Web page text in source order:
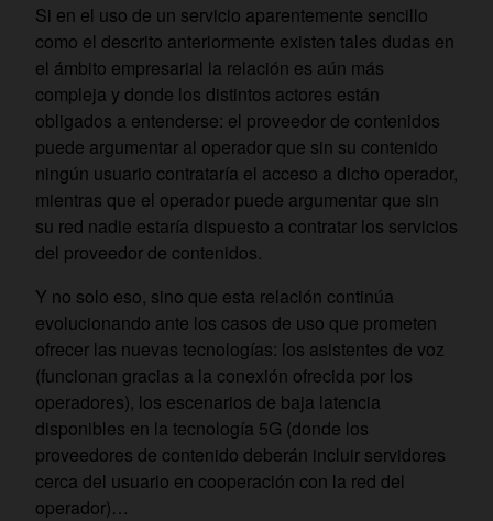
Si en el uso de un servicio aparentemente sencillo
como el descrito anteriormente existen tales dudas en
el ámbito empresarial la relación es aún más
compleja y donde los distintos actores están
obligados a entenderse: el proveedor de contenidos
puede argumentar al operador que sin su contenido
ningún usuario contrataría el acceso a dicho operador,
mientras que el operador puede argumentar que sin
su red nadie estaría dispuesto a contratar los servicios
del proveedor de contenidos.
Y no solo eso, sino que esta relación continúa
evolucionando ante los casos de uso que prometen
ofrecer las nuevas tecnologías: los asistentes de voz
(funcionan gracias a la conexión ofrecida por los
operadores), los escenarios de baja latencia
disponibles en la tecnología 5G (donde los
proveedores de contenido deberán incluir servidores
cerca del usuario en cooperación con la red del
operador)…